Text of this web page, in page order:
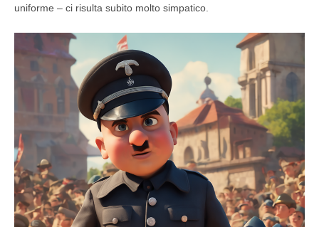
uniforme – ci risulta subito molto simpatico.